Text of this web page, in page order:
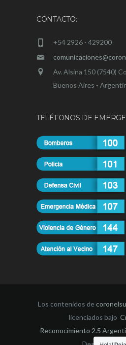
CONTACTO:
+54 2926 - 429200
Av. Alsina 150 (7540)
Buenos Aires -
TELÉFONOS DE
Los contenidos de
licenciados bajo
Reconocimiento 2.5